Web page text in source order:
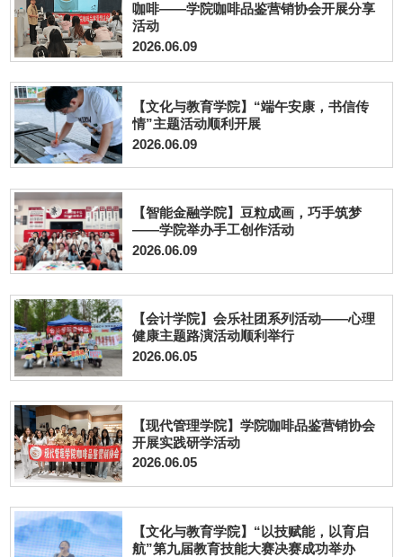
咖啡——学院咖啡品鉴营销协会开展分享
活动
2026.06.09
【文化与教育学院】“端午安康，书信传
情”主题活动顺利开展
2026.06.09
【智能金融学院】豆粒成画，巧手筑梦
——学院举办手工创作活动
2026.06.09
【会计学院】会乐社团系列活动——心理
健康主题路演活动顺利举行
2026.06.05
【现代管理学院】学院咖啡品鉴营销协会
开展实践研学活动
2026.06.05
【文化与教育学院】“以技赋能，以育启
航”第九届教育技能大赛决赛成功举办